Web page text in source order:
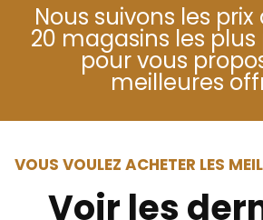
Nous suivons les
20 magasins les
pour vous
meilleures
VOUS VOULEZ ACHETER LES
Voir les